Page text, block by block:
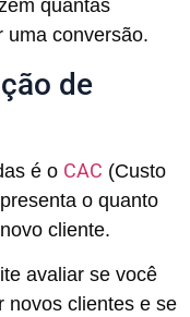
quantas
uma conversão.
de
é o CAC (Custo
o quanto
cliente.
avaliar se você
novos clientes e se